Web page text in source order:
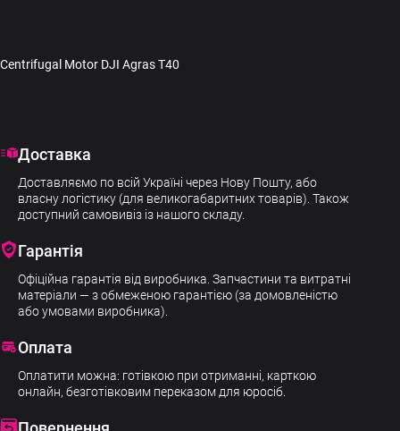
Centrifugal Motor DJI Agras T40
Доставка
Доставляємо по всій Україні через Нову Пошту, або
власну логістику (для великогабаритних товарів). Також
доступний самовивіз із нашого складу.
Гарантія
Офіційна гарантія від виробника. Запчастини та витратні
матеріали — з обмеженою гарантією (за домовленістю
або умовами виробника).
Оплата
Оплатити можна: готівкою при отриманні, карткою
онлайн, безготівковим переказом для юросіб.